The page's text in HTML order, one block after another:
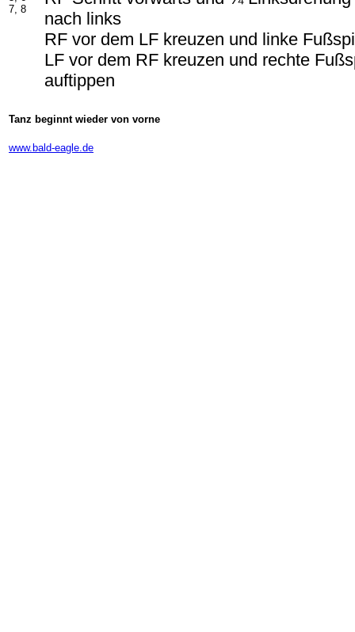
7, 8
nach links
RF vor dem LF kreuzen und linke
LF vor dem RF kreuzen und rechte
auftippen
Tanz beginnt wieder von vorne
www.bald-eagle.de